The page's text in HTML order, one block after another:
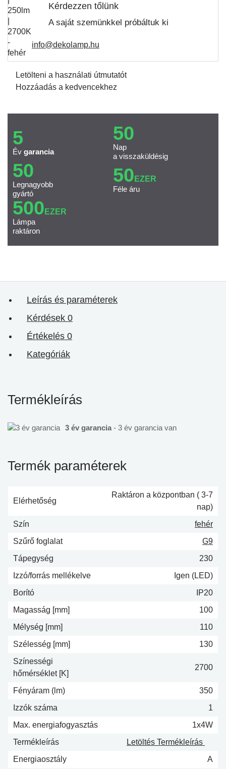
Kérdezzen tőlünk
A saját szemünkkel próbáltuk ki
info@dekolamp.hu
Letölteni a használati útmutatót
Hozzáadás a kedvencekhez
5
Év garancia
50
Nap
a visszaküldésig
50
Legnagyobb
gyártó
50 EZER
Féle áru
500 EZER
Lámpa
raktáron
Leírás és paraméterek
Kérdések 0
Értékelés 0
Kategóriák
Termékleírás
3 év garancia - 3 év garancia van
Termék paraméterek
Elérhetőség
Raktáron a központban ( 3-7
nap)
Szín
fehér
Szűrő foglalat
G9
Tápegység
230
Izzó/forrás mellékelve
Igen (LED)
Borító
IP20
Magasság [mm]
100
Mélység [mm]
110
Szélesség [mm]
130
Színességi
hőmérséklet [K]
2700
Fényáram (lm)
350
Izzók száma
1
Max. energiafogyasztás
1x4W
Termékleírás
Letöltés Termékleírás
Energiaosztály
A